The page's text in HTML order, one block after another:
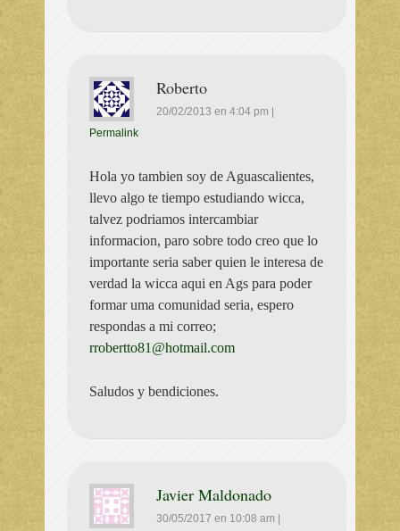
Roberto
20/02/2013 en 4:04 pm
Permalink
Hola yo tambien soy de Aguascalientes,
llevo algo te tiempo estudiando wicca,
talvez podriamos intercambiar
informacion, paro sobre todo creo que lo
importante seria saber quien le interesa de
verdad la wicca aqui en Ags para poder
formar uma comunidad seria, espero
respondas a mi correo;
rrobertto81@hotmail.com
Saludos y bendiciones.
Javier Maldonado
30/05/2017 en 10:08 am